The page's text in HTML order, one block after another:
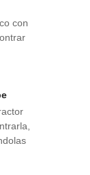
con